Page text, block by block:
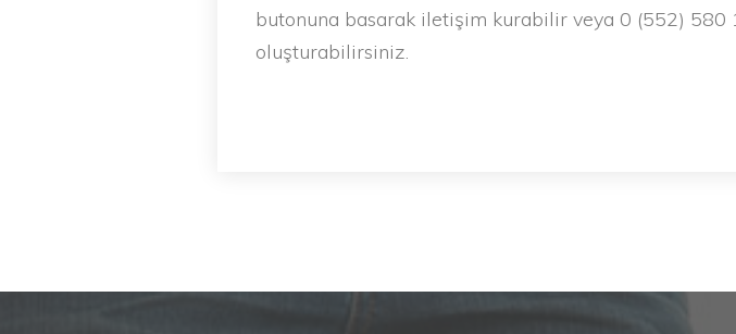
butonuna basarak iletişim kurabilir veya 0 (552)
oluşturabilirsiniz.